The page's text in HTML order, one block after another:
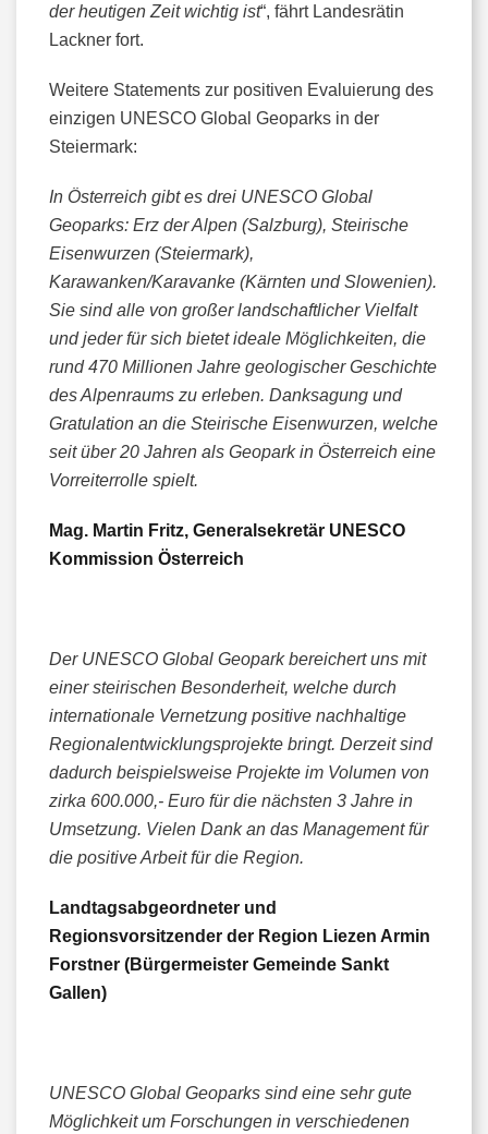
der heutigen Zeit wichtig ist“, fährt Landesrätin
Lackner fort.
Weitere Statements zur positiven Evaluierung des
einzigen UNESCO Global Geoparks in der
Steiermark:
In Österreich gibt es drei UNESCO Global
Geoparks: Erz der Alpen (Salzburg), Steirische
Eisenwurzen (Steiermark),
Karawanken/Karavanke (Kärnten und Slowenien).
Sie sind alle von großer landschaftlicher Vielfalt
und jeder für sich bietet ideale Möglichkeiten, die
rund 470 Millionen Jahre geologischer Geschichte
des Alpenraums zu erleben. Danksagung und
Gratulation an die Steirische Eisenwurzen, welche
seit über 20 Jahren als Geopark in Österreich eine
Vorreiterrolle spielt.
Mag. Martin Fritz, Generalsekretär UNESCO
Kommission Österreich
Der UNESCO Global Geopark bereichert uns mit
einer steirischen Besonderheit, welche durch
internationale Vernetzung positive nachhaltige
Regionalentwicklungsprojekte bringt. Derzeit sind
dadurch beispielsweise Projekte im Volumen von
zirka 600.000,- Euro für die nächsten 3 Jahre in
Umsetzung. Vielen Dank an das Management für
die positive Arbeit für die Region.
Landtagsabgeordneter und
Regionsvorsitzender der Region Liezen Armin
Forstner (Bürgermeister Gemeinde Sankt
Gallen)
UNESCO Global Geoparks sind eine sehr gute
Möglichkeit um Forschungen in verschiedenen